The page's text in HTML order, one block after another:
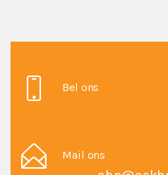
Je moet
Bel ons
Mail ons